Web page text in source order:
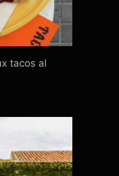
tacos al